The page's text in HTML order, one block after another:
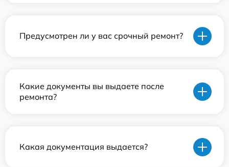
Предусмотрен ли у вас срочный ремонт?
Какие документы вы выдаете после
ремонта?
Какая документация выдается?